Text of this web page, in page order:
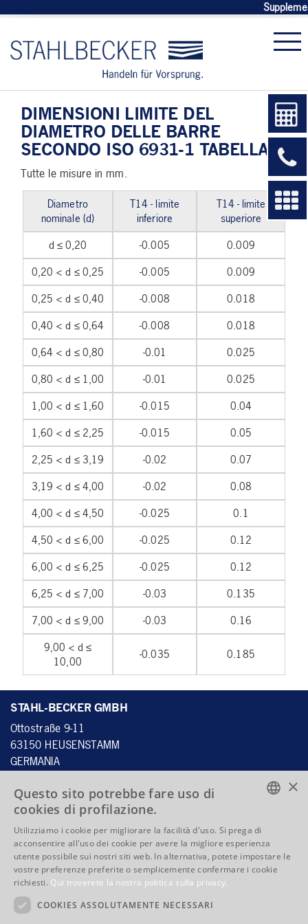
DIMENSIONI LIMITE DEL
DIAMETRO DELLE BARRE
SECONDO ISO 6931-1 TABELLA 5
Tutte le misure in mm.
Diametro
nominale (d)
T14 - limite
inferiore
T14 - limite
superiore
d ≤ 0,20
-0.005
0.009
0,20 < d ≤ 0,25
-0.005
0.009
0,25 < d ≤ 0,40
-0.008
0.018
0,40 < d ≤ 0,64
-0.008
0.018
0,64 < d ≤ 0,80
-0.01
0.025
0,80 < d ≤ 1,00
-0.01
0.025
1,00 < d ≤ 1,60
-0.015
0.04
1,60 < d ≤ 2,25
-0.015
0.05
2,25 < d ≤ 3,19
-0.02
0.07
3,19 < d ≤ 4,00
-0.02
0.08
4,00 < d ≤ 4,50
-0.025
0.1
4,50 < d ≤ 6,00
-0.025
0.12
6,00 < d ≤ 6,25
-0.025
0.12
6,25 < d ≤ 7,00
-0.03
0.135
7,00 < d ≤ 9,00
-0.03
0.16
9,00 < d ≤
10,00
-0.035 0.185
STAHL-BECKER GMBH
Ottostraße 9-11
63150 HEUSENSTAMM
GERMANIA
Tel.:+49 6104 4059 - 60
Fax: +49 6104 4059 - 70
info@stahlbecker.de
QUICKLINKS
Prodotti
Competenze
La Società
ENGLISH
FRENCH
×
Questo sito potrebbe fare uso di
cookies di profilazione.
Utilizziamo i cookie per migliorare la facilità d'uso. Si prega di
acconsentire all'uso dei cookie per avere la migliore esperienza
utente possibile sui nostri siti web. In alternativa, potete impostare le
vostre preferenze preferite o semplicemente confermare i cookie
richiesti. Qui troverete la nostra politica sulla privacy.
COOKIES ASSOLUTAMENTE NECESSARI